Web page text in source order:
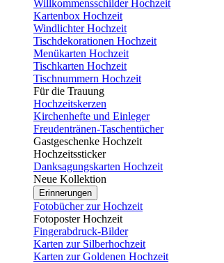
Willkommensschilder Hochzeit
Kartenbox Hochzeit
Windlichter Hochzeit
Tischdekorationen Hochzeit
Menükarten Hochzeit
Tischkarten Hochzeit
Tischnummern Hochzeit
Für die Trauung
Hochzeitskerzen
Kirchenhefte und Einleger
Freudentränen-Taschentücher
Gastgeschenke Hochzeit
Hochzeitssticker
Danksagungskarten Hochzeit
Neue Kollektion
Erinnerungen
Fotobücher zur Hochzeit
Fotoposter Hochzeit
Fingerabdruck-Bilder
Karten zur Silberhochzeit
Karten zur Goldenen Hochzeit